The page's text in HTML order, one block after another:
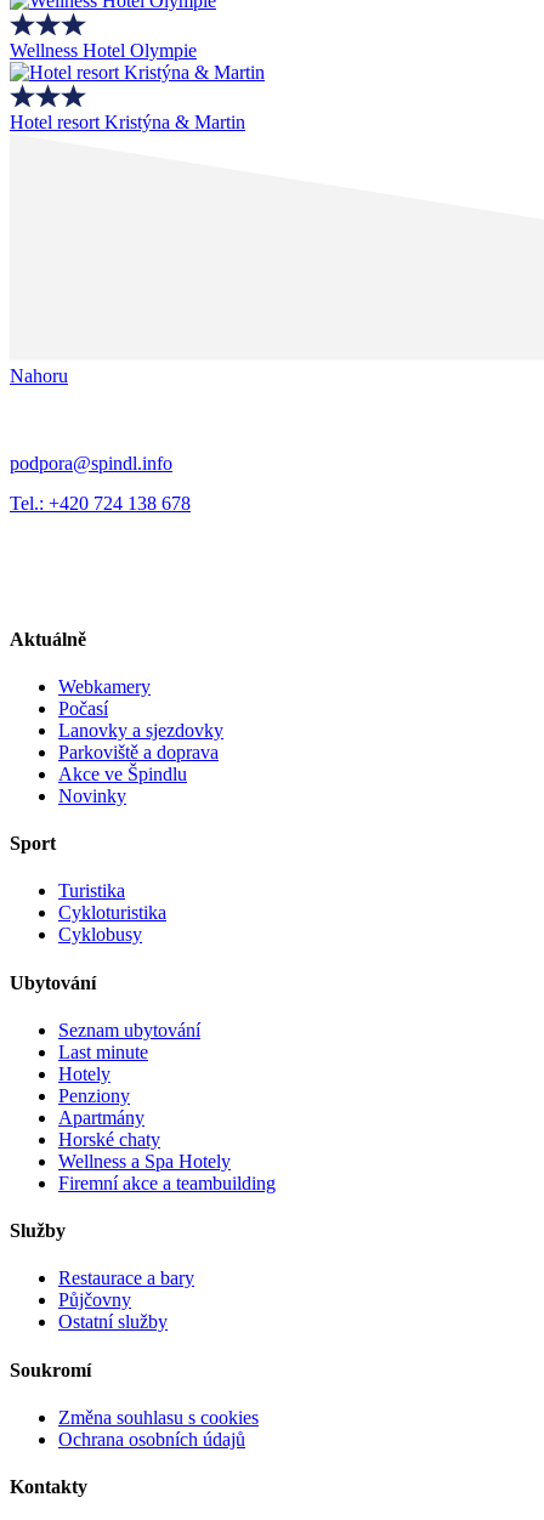
Wellness Hotel Olympie
Hotel resort Kristýna & Martin
Nahoru
podpora@spindl.info
Tel.: +420 724 138 678
Aktuálně
Webkamery
Počasí
Lanovky a sjezdovky
Parkoviště a doprava
Akce ve Špindlu
Novinky
Sport
Turistika
Cykloturistika
Cyklobusy
Ubytování
Seznam ubytování
Last minute
Hotely
Penziony
Apartmány
Horské chaty
Wellness a Spa Hotely
Firemní akce a teambuilding
Služby
Restaurace a bary
Půjčovny
Ostatní služby
Soukromí
Změna souhlasu s cookies
Ochrana osobních údajů
Kontakty